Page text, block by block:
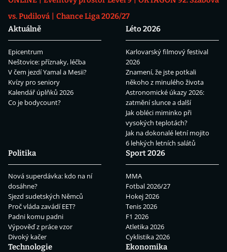
vs. Pudilová
Chance Liga 2026/27
Aktuálně
Epicentrum
Neštovice: příznaky, léčba
V čem jezdí Yamal a Mesii?
Kvízy pro seniory
Kalendář úplňků 2026
Co je bodycount?
Léto 2026
Karlovarský filmový festival
2026
Znamení, že jste potkali
někoho z minulého života
Astronomické úkazy 2026:
zatmění slunce a další
Jak obléci miminko při
vysokých teplotách?
Jak na dokonalé letní mojito
6 lehkých letních salátů
Politika
Nová superdávka: kdo na ní
dosáhne?
Sjezd sudetských Němců
Proč vláda zavádí EET?
Padni komu padni
Výpověď z práce vzor
Divoký kačer
Sport 2026
MMA
Fotbal 2026/27
Hokej 2026
Tenis 2026
F1 2026
Atletika 2026
Cyklistika 2026
Technologie
Ekonomika